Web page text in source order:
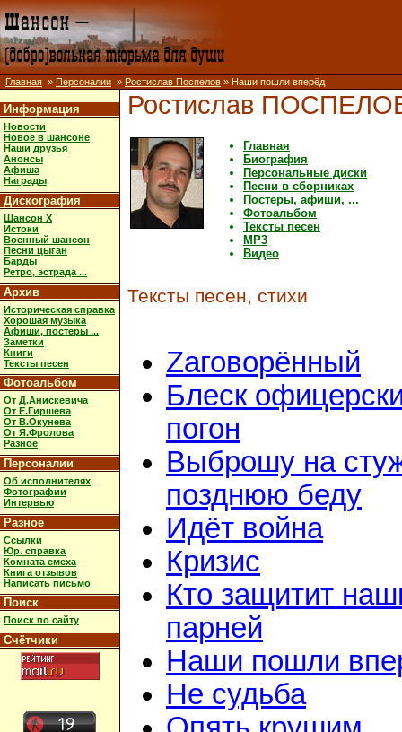
Главная » Персоналии » Ростислав Поспелов » Наши пошли вперёд
Информация
Новости
Новое в шансоне
Наши друзья
Анонсы
Афиша
Награды
Дискография
Шансон X
Истоки
Военный шансон
Песни цыган
Барды
Ретро, эстрада ...
Архив
Историческая справка
Хорошая музыка
Афиши, постеры ...
Заметки
Книги
Тексты песен
Фотоальбом
От Д.Анискевича
От Е.Гиршева
От В.Окунева
От Я.Фролова
Разное
Персоналии
Об исполнителях
Фотографии
Интервью
Разное
Ссылки
Юр. справка
Комната смеха
Книга отзывов
Написать письмо
Поиск
Поиск по сайту
Счётчики
Ростислав
Главная
Биография
Персональные диски
Песни в сборниках
Постеры, афиши, ...
Фотоальбом
Тексты песен
MP3
Видео
Тексты песен, стихи
Zaговорённый
Блеск
погон
Выброшу на
позднюю беду
Идёт война
Кризис
Кто защитит
парней
Наши пошли
Не судьба